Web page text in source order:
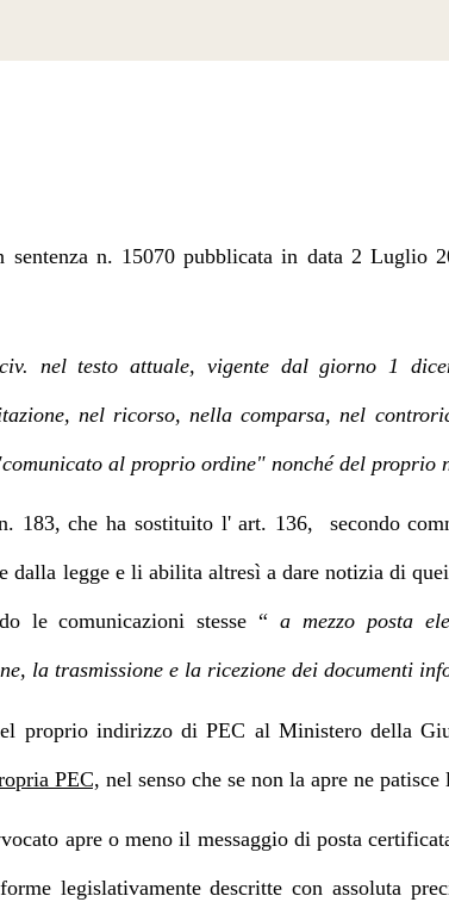
sentenza n. 15070 pubblicata in data 2 Luglio
nel testo attuale, vigente dal giorno 1
nel ricorso, nella comparsa, nel
al proprio ordine" nonché del proprio
183, che ha sostituito l' art. 136, secondo
dalla legge e li abilita altresì a dare notizia di
le comunicazioni stesse “a mezzo posta
la trasmissione e la ricezione dei documenti
proprio indirizzo di PEC al Ministero della
PEC, nel senso che se non la apre ne patisce
apre o meno il messaggio di posta
legislativamente descritte con assoluta